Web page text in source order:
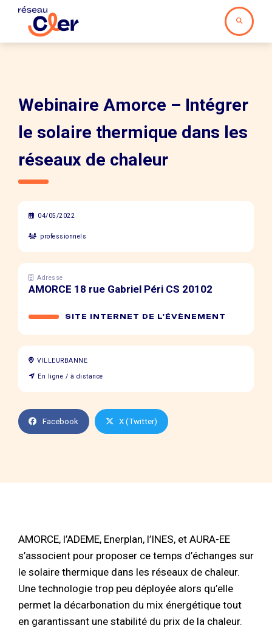
Webinaire Amorce – Intégrer
le solaire thermique dans les
réseaux de chaleur
04/05/2022
professionnels
Adresse
AMORCE 18 rue Gabriel Péri CS 20102
SITE INTERNET DE L'ÉVÈNEMENT
VILLEURBANNE
En ligne / à distance
Facebook X (Twitter)
AMORCE, l’ADEME, Enerplan, l’INES, et AURA-EE
s’associent pour proposer ce temps d’échanges sur
le solaire thermique dans les réseaux de chaleur.
Une technologie trop peu déployée alors qu’elle
permet la décarbonation du mix énergétique tout
en garantissant une stabilité du prix de la chaleur.